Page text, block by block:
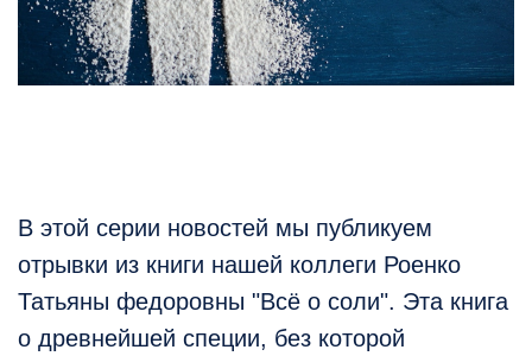
В этой серии новостей мы публикуем
отрывки из книги нашей коллеги Роенко
Татьяны федоровны "Всё о соли". Эта книга
о древнейшей специи, без которой